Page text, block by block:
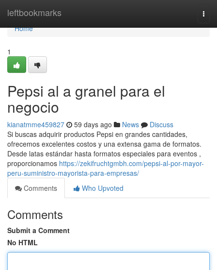
leftbookmarks
Home
Home
1
Pepsi al a granel para el
negocio
kianatmme459827 59 days ago News
Discuss
Si buscas adquirir productos Pepsi en grandes cantidades,
ofrecemos excelentes costos y una extensa gama de formatos.
Desde latas estándar hasta formatos especiales para eventos ,
proporcionamos https://zekifruchtgmbh.com/pepsi-al-por-mayor-
peru-suministro-mayorista-para-empresas/
Comments
Who Upvoted
Comments
Submit a Comment
No HTML